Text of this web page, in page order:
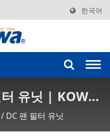
한국어
유닛 | KOWA
루션
/ DC 팬 필터 유닛